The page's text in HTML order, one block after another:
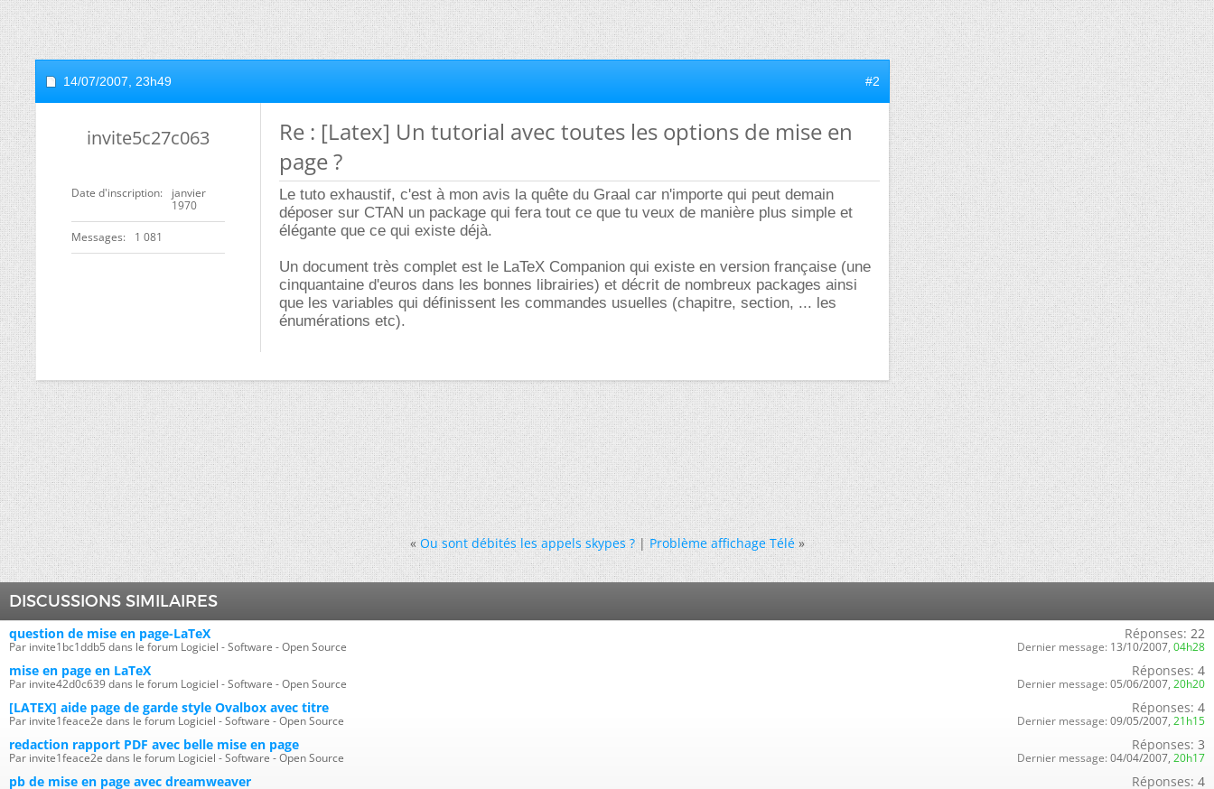
14/07/2007, 23h49 #2
invite5c27c063
Date d'inscription
janvier
1970
Messages 1 081
Re : [Latex] Un tutorial avec toutes les options de mise en
page ?
Le tuto exhaustif, c'est à mon avis la quête du Graal car n'importe qui peut demain
déposer sur CTAN un package qui fera tout ce que tu veux de manière plus simple et
élégante que ce qui existe déjà.
Un document très complet est le LaTeX Companion qui existe en version française (une
cinquantaine d'euros dans les bonnes librairies) et décrit de nombreux packages ainsi
que les variables qui définissent les commandes usuelles (chapitre, section, ... les
énumérations etc).
« Ou sont débités les appels skypes ?|Problème affichage Télé »
DISCUSSIONS SIMILAIRES
question de mise en page-LaTeX
Par invite1bc1ddb5 dans le forum Logiciel - Software - Open Source
Réponses: 22
Dernier message: 13/10/2007, 04h28
mise en page en LaTeX
Par invite42d0c639 dans le forum Logiciel - Software - Open Source
Réponses: 4
Dernier message: 05/06/2007, 20h20
[LATEX] aide page de garde style Ovalbox avec titre
Par invite1feace2e dans le forum Logiciel - Software - Open Source
Réponses: 4
Dernier message: 09/05/2007, 21h15
redaction rapport PDF avec belle mise en page
Par invite1feace2e dans le forum Logiciel - Software - Open Source
Réponses: 3
Dernier message: 04/04/2007, 20h17
pb de mise en page avec dreamweaver Réponses: 4